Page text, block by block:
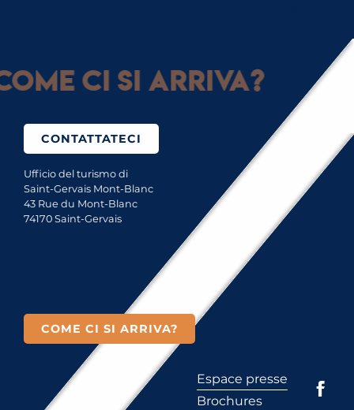
ci si arriva?
CONTATTATECI
Ufficio del turismo di
Saint-Gervais Mont-Blanc
43 Rue du Mont-Blanc
74170 Saint-Gervais
COME CI SI ARRIVA?
Espace presse
Brochures